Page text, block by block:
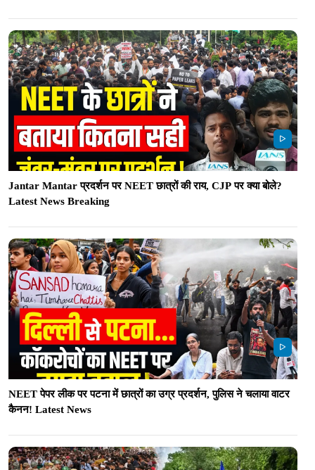
Jantar Mantar प्रदर्शन पर NEET छात्रों की राय, CJP पर क्या बोले?
Latest News Breaking
NEET पेपर लीक पर पटना में छात्रों का उग्र प्रदर्शन, पुलिस ने चलाया वाटर
कैनन! Latest News